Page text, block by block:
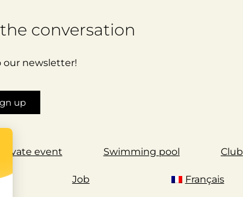
conversation
our newsletter!
up
event Swimming pool Club
Job Français